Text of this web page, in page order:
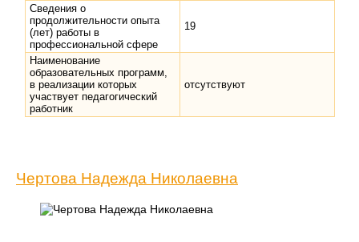
Сведения о
продолжительности опыта
(лет) работы в
профессиональной сфере
19
Наименование
образовательных программ,
в реализации которых
участвует педагогический
работник
отсутствуют
Чертова Надежда Николаевна